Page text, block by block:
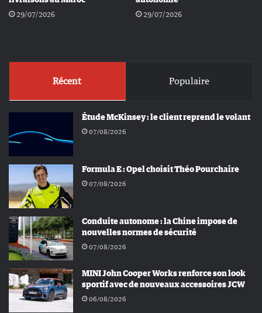
29/07/2026 29/07/2026
Récent Populaire
Étude McKinsey : le client reprend le volant
07/08/2026
Formula E : Opel choisit Théo Pourchaire
07/08/2026
Conduite autonome : la Chine impose de
nouvelles normes de sécurité
07/08/2026
MINI John Cooper Works renforce son look
sportif avec de nouveaux accessoires JCW
06/08/2026